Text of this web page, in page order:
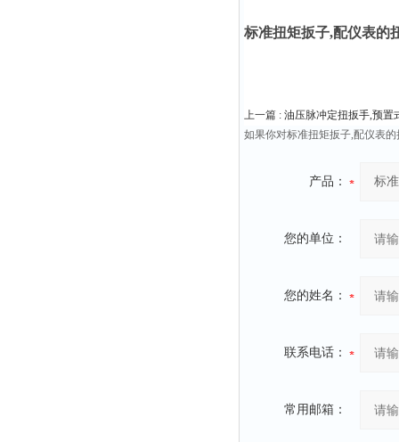
标准扭矩扳子,配仪表的
上一篇 : 油压脉冲定扭扳手,预置
如果你对标准扭矩扳子,配仪表
产品：
您的单位：
您的姓名：
联系电话：
常用邮箱：